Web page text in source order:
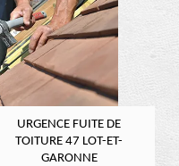
URGENCE FUITE DE
TOITURE 47 LOT-ET-
GARONNE